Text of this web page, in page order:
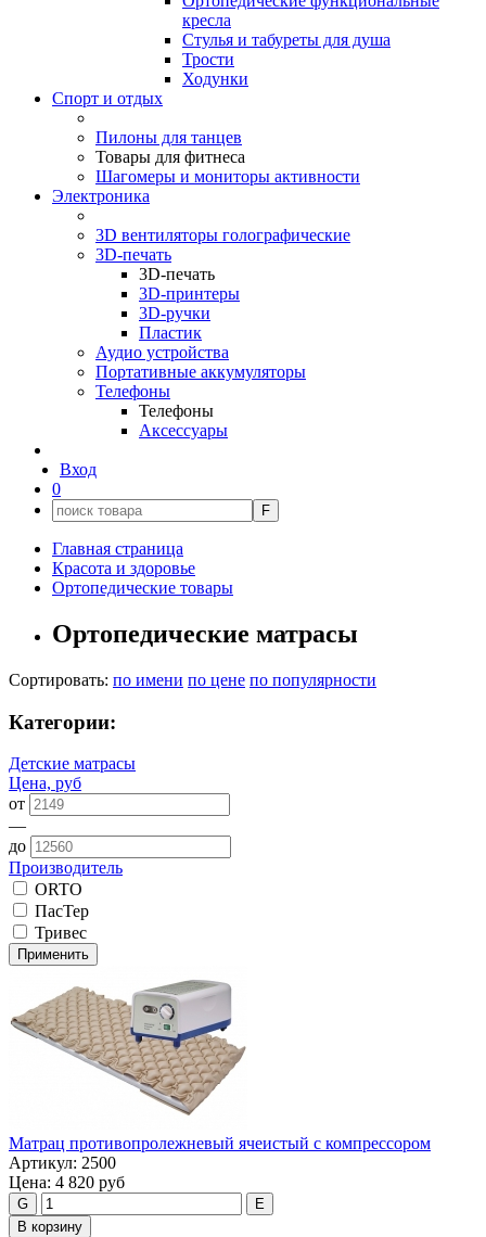
кресла
Стулья и табуреты для душа
Трости
Ходунки
Спорт и отдых
Пилоны для танцев
Товары для фитнеса
Шагомеры и мониторы активности
Электроника
3D вентиляторы голографические
3D-печать
3D-печать
3D-принтеры
3D-ручки
Пластик
Аудио устройства
Портативные аккумуляторы
Телефоны
Телефоны
Аксессуары
Вход
0
F
Главная страница
Красота и здоровье
Ортопедические товары
Ортопедические матрасы
Сортировать: по имени по цене по популярности
Категории:
Детские матрасы
Цена, руб
от
—
до
Производитель
ORTO
ПасТер
Тривес
Применить
Матрац противопролежневый ячеистый c компрессором
Артикул: 2500
Цена: 4 820 руб
G
E
В корзину